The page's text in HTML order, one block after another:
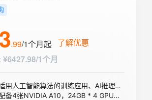
.99/1个月起 了解优惠
¥6427.98/1个月
适用人工智能算法的训练应用、AI推理、科学计算等
配备4张NVIDIA A10，24GB * 4 GPU显存